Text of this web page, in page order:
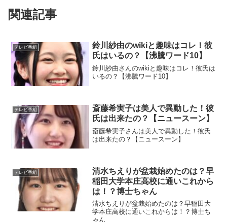
関連記事
テレビ番組
鈴川紗由のwikiと趣味はコレ！彼
氏はいるの？【沸騰ワード10】
鈴川紗由さんのwikiと趣味はコレ！彼氏は
いるの？【沸騰ワード10】
テレビ番組
斎藤希実子は美人で異動した！彼
氏は出来たの？【ニュースーン】
斎藤希実子さんは美人で異動した！彼氏
は出来たの？【ニュースーン】
テレビ番組
清水ちえりが盆栽始めたのは？早
稲田大学本庄高校に通いこれから
は！？博士ちゃん
清水ちえりが盆栽始めたのは？早稲田大
学本庄高校に通いこれからは！？博士ち
ゃん